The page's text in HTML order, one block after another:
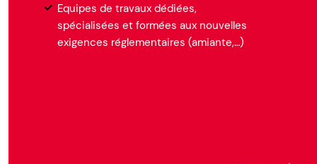
Equipes de travaux dédiées,
spécialisées et formées aux nouvelles
exigences réglementaires (amiante,…)